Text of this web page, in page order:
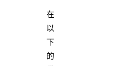
在
以
下
的